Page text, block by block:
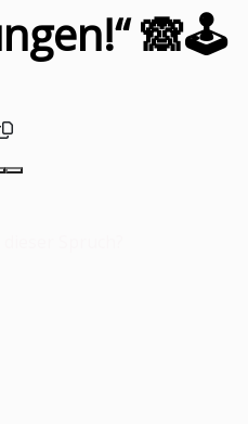
🙈🕹️